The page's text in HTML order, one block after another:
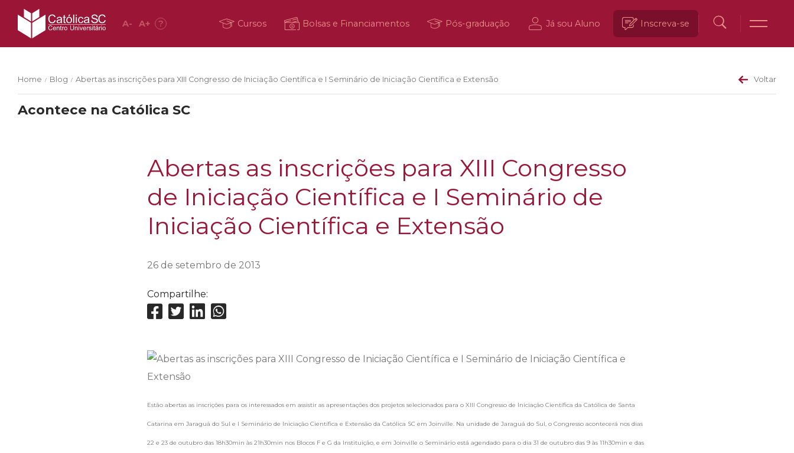
A- A+ ? Cursos Bolsas e Financiamentos Pós-graduação Já sou Aluno Inscreva-se
Home / Blog / Abertas as inscrições para XIII Congresso de Iniciação Científica e I Seminário de Iniciação Científica e Extensão Voltar
Acontece na Católica SC
Abertas as inscrições para XIII Congresso
de Iniciação Científica e I Seminário de
Iniciação Científica e Extensão
26 de setembro de 2013
Compartilhe:
Estão abertas as inscrições para os interessados em assistir as apresentações dos projetos selecionados para o XIII Congresso de Iniciação Científica da Católica de Santa
Catarina em Jaraguá do Sul e I Seminário de Iniciação Científica e Extensão da Católica SC em Joinville. Na unidade de Jaraguá do Sul, o Congresso acontecerá nos dias
22 e 23 de outubro das 18h30min às 21h30min nos Blocos F e G da Instituição, e em Joinville o Seminário está agendado para o dia 31 de outubro das 9 às 11h30min e das